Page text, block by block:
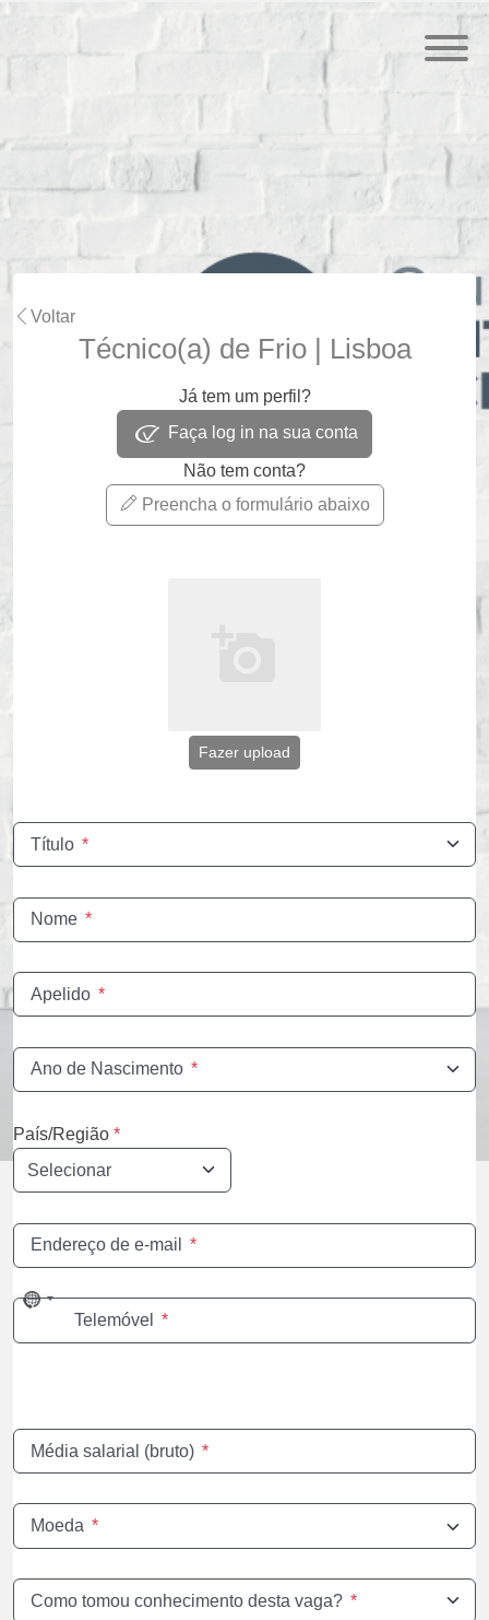
Voltar
Técnico(a) de Frio | Lisboa
Já tem um perfil?
Faça log in na sua conta
Não tem conta?
Preencha o formulário abaixo
Fazer upload
Título *
Nome *
Apelido *
Ano de Nascimento *
País/Região *
Endereço de e-mail *
No
countryTelemóvel *
Média salarial (bruto) *
Moeda *
Como tomou conhecimento desta vaga? *